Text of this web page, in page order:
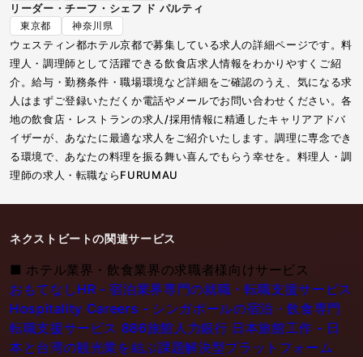
リーダー・チーフ・シェフ ド パルティ
東京都 神奈川県
ウェスティン都ホテル京都で募集している求人の詳細ページです。料
理人・調理師として活躍できる飲食店求人情報をわかりやすくご紹
介。給与・勤務条件・職場環境など詳細をご確認のうえ、気になる求
人はまずご登録いただくか電話やメールでお問い合わせください。各
地の飲食店・レストランの求人/採用情報に精通したキャリアアドバ
イザーが、あなたに最適な求人をご紹介いたします。調理に専念でき
る環境で、あなたの料理を振る舞い喜んでもらう幸せを。料理人・調
理師の求人・転職ならFURUMAU
ネクストビートの関連サービス
■ ホテル業界・飲食業界の求職者様向けサービス
おもてなしHR - 宿泊業界専門の就職・転職支援サービス
Hospitality Careers - シンガポールの宿泊・飲食専門
転職支援サービス 886旅館人力銀行 日本旅館工作 - 日
本と台湾の観光業を結ぶ課題解決型プラットフォーム